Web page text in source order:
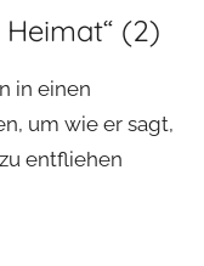
(2)
in einen
um wie er sagt,
entfliehen